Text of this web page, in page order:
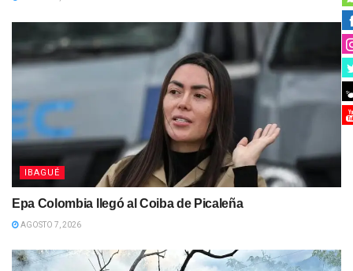
IBAGUÉ
Epa Colombia llegó al Coiba de Picaleña
AGOSTO 7, 2026